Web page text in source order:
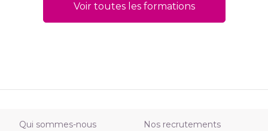
Voir toutes les formations
Qui sommes-nous
Nos recrutements